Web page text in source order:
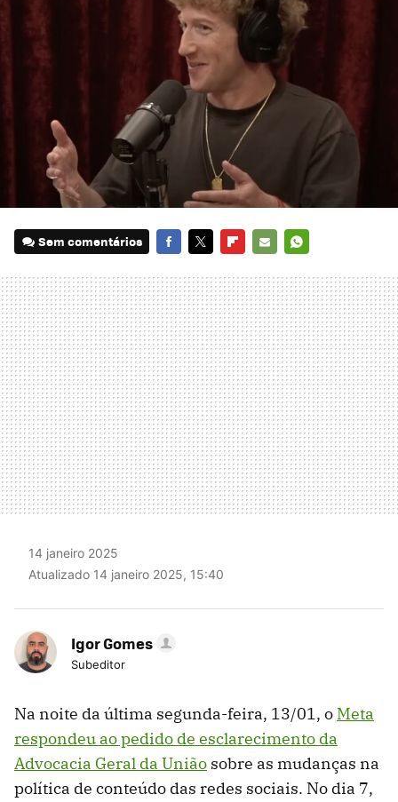
Sem comentários
MAIL
14 janeiro 2025
Atualizado 14 janeiro 2025, 15:40
Igor Gomes
Subeditor
Na noite da última segunda-feira, 13/01, o Meta
respondeu ao pedido de esclarecimento da
Advocacia Geral da União sobre as mudanças na
política de conteúdo das redes sociais. No dia 7,